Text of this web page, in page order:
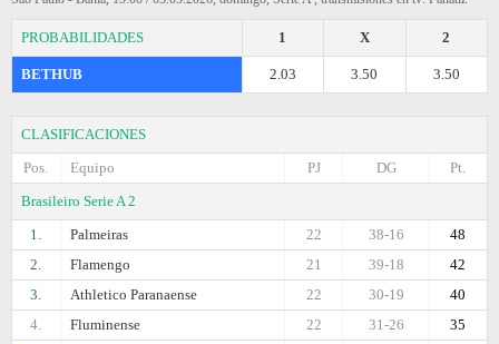
PROBABILIDADES 2
X
1
BETHUB 3.50
3.50
2.03
CLASIFICACIONES
Pos.
Equipo Pt.
DG
PJ
Brasileiro Serie A 2
1.
Palmeiras 48
38-16
22
2.
Flamengo 42
39-18
21
3.
Athletico Paranaense 40
30-19
22
4.
Fluminense 35
31-26
22